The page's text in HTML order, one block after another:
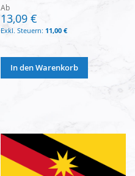
Ab
13,09 €
11,00 €
In den Warenkorb